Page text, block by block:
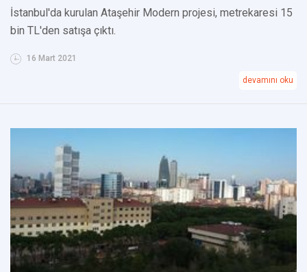
İstanbul'da kurulan Ataşehir Modern projesi, metrekaresi 15
bin TL'den satışa çıktı.
16 Mart 2021
devamını oku